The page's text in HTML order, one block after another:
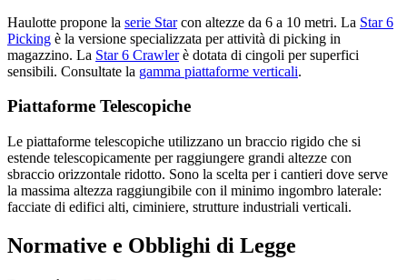
Haulotte propone la serie Starcon altezze da 6 a 10 metri. La Star 6
Picking è la versione specializzata per attività di picking in
magazzino. La Star 6 Crawlerè dotata di cingoli per superfici
sensibili. Consultate la gamma piattaforme verticali.
Piattaforme Telescopiche
Le piattaforme telescopiche utilizzano un braccio rigido che si
estende telescopicamente per raggiungere grandi altezze con
sbraccio orizzontale ridotto. Sono la scelta per i cantieri dove serve
la massima altezza raggiungibile con il minimo ingombro laterale:
facciate di edifici alti, ciminiere, strutture industriali verticali.
Normative e Obblighi di Legge